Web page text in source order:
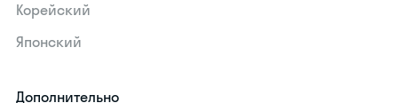
Корейский
Японский
Дополнительно